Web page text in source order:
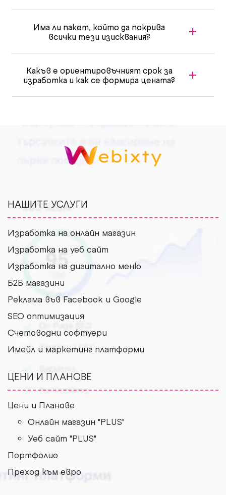
Има ли пакет, който да покрива
всички тези изисквания?
Какъв е ориентировъчният срок за
изработка и как се формира цената?
НАШИТЕ УСЛУГИ
Изработка на онлайн магазин
Изработка на уеб сайт
Изработка на дигитално меню
Б2Б магазини
Рекламa във Facebook и Google
SEO оптимизация
Счетоводни софтуери
Имейл и маркетинг платформи
ЦЕНИ И ПЛАНОВЕ
Цени и Планове
Онлайн магазин "PLUS"
Уеб сайт "PLUS"
Портфолио
Преход към евро